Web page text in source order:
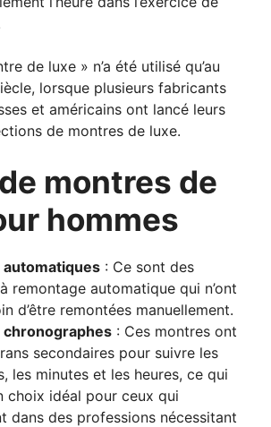
de luxe » n’a été utilisé qu’au
lorsque plusieurs fabricants
et américains ont lancé leurs
de montres de luxe.
montres de
hommes
: Ce sont des
remontage automatique qui n’ont
d’être remontées manuellement.
: Ces montres ont
secondaires pour suivre les
les minutes et les heures, ce qui
choix idéal pour ceux qui
dans des professions nécessitant